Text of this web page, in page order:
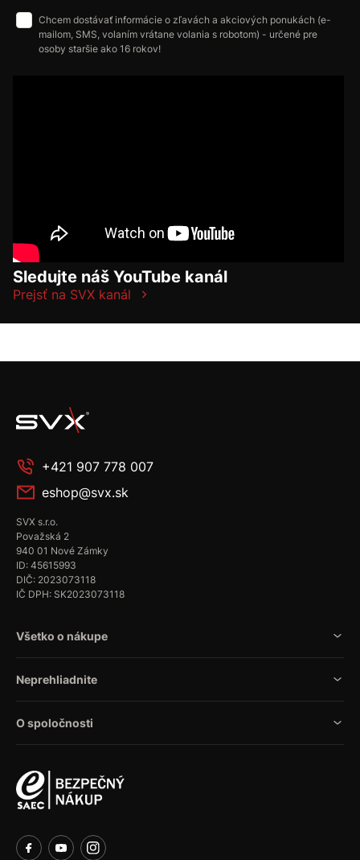
Chcem dostávať informácie o zľavách a akciových ponukách (e-
mailom, SMS, volaním vrátane volania s robotom) - určené pre
osoby staršie ako 16 rokov!
Sledujte náš YouTube kanál
Prejsť na SVX kanál
+421 907 778 007
eshop@svx.sk
SVX s.r.o.
Považská 2
940 01 Nové Zámky
ID: 45615993
DIČ: 2023073118
IČ DPH: SK2023073118
Všetko o nákupe
Neprehliadnite
O spoločnosti